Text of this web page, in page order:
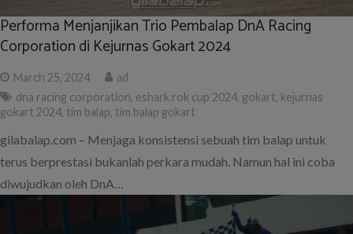
Performa Menjanjikan Trio Pembalap DnA Racing
Corporation di Kejurnas Gokart 2024
March 25, 2024
ad
dna racing corporation, eshark rok cup 2024, gokart, kejurnas
gokart 2024, tim balap, tim balap gokart
gilabalap.com – Menjaga konsistensi sebuah tim balap untuk
terus berprestasi bukanlah perkara mudah. Namun hal ini coba
diwujudkan oleh DnA…